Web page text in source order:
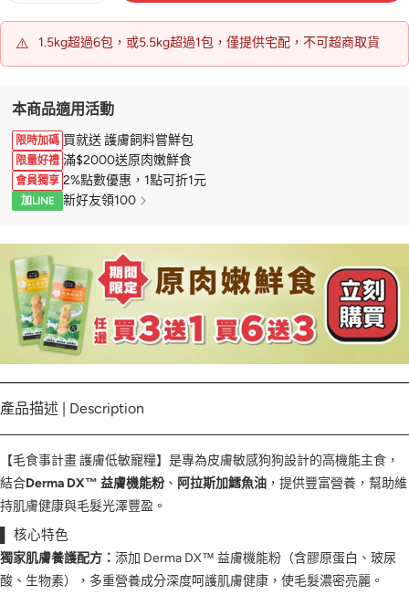
⚠️ 1.5kg超過6包，或5.5kg超過1包，僅提供宅配，不可超商取貨
本商品適用活動
限時加碼 買就送 護膚飼料嘗鮮包
限量好禮 滿$2000送原肉嫩鮮食
會員獨享 2%點數優惠，1點可折1元
加LINE 新好友領100
產品描述 | Description
【毛食事計畫 護膚低敏寵糧】是專為皮膚敏感狗狗設計的高機能主食，
結合Derma DX™ 益膚機能粉、 阿拉斯加鱈魚油 ，提供豐富營養，幫助維
持肌膚健康與毛髮光澤豐盈。
▌ 核心特色
獨家肌膚養護配方： 添加 Derma DX™ 益膚機能粉（含膠原蛋白、玻尿
酸、生物素），多重營養成分深度呵護肌膚健康，使毛髮濃密亮麗。